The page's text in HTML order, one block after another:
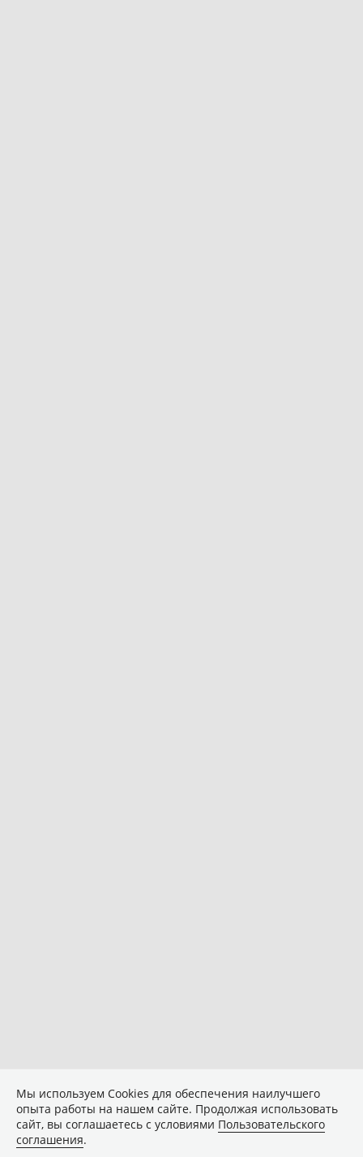
Мы используем Сookies для обеспечения наилучшего
опыта работы на нашем сайте. Продолжая использовать
сайт, вы соглашаетесь с условиями Пользовательского
соглашения.